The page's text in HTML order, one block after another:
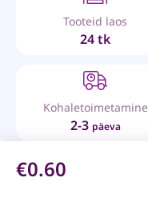
Tooteid laos
24 tk
Kohaletoimetamine
2-3 päeva
€0.60